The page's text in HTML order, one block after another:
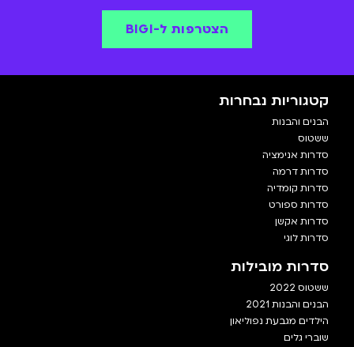
הצטרפות ל-BIGI
קטגוריות נבחרות
הבנים והבנות
ששטוס
סדרות אנימציה
סדרות דרמה
סדרות קומדיה
סדרות ספורט
סדרות אקשן
סדרות לוגי
סדרות מובילות
ששטוס 2022
הבנים והבנות 2021
הילדים מגבעת נפוליאון
שוברי גלים